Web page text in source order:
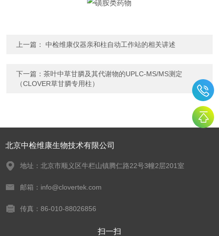
上一篇： 中检维康仪器亲和柱自动工作站的相关讲述
下一篇：茶叶中草甘膦及其代谢物的UPLC-MS/MS测定
（CLOVER草甘膦专用柱）
北京中检维康生物技术有限公司
地址：北京市顺义区牛栏山镇腾仁路22号3幢2层201室
邮箱：info@clovertek.com
传真：86-010-88026856
扫一扫